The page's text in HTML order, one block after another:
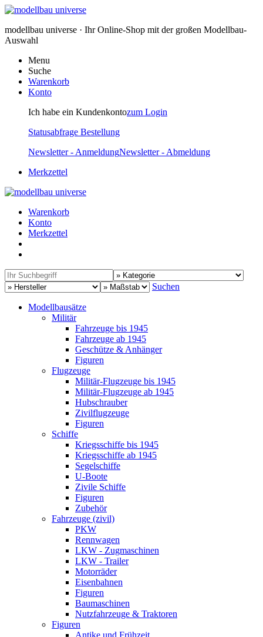
modellbau universe · Ihr Online-Shop mit der großen Modellbau-
Auswahl
Menu
Suche
Warenkorb
Konto
Ich habe ein Kundenkontozum Login
Statusabfrage Bestellung
Newsletter - AnmeldungNewsletter - Abmeldung
Merkzettel
Warenkorb
Konto
Merkzettel
Suchen
Modellbausätze
Militär
Fahrzeuge bis 1945
Fahrzeuge ab 1945
Geschütze & Anhänger
Figuren
Flugzeuge
Militär-Flugzeuge bis 1945
Militär-Flugzeuge ab 1945
Hubschrauber
Zivilflugzeuge
Figuren
Schiffe
Kriegsschiffe bis 1945
Kriegsschiffe ab 1945
Segelschiffe
U-Boote
Zivile Schiffe
Figuren
Zubehör
Fahrzeuge (zivil)
PKW
Rennwagen
LKW - Zugmaschinen
LKW - Trailer
Motorräder
Eisenbahnen
Figuren
Baumaschinen
Nutzfahrzeuge & Traktoren
Figuren
Antike und Frühzeit